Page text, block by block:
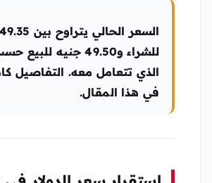
السعر الحالي يتراوح بين
للشراء و49.50 جنيه للبيع
الذي تتعامل معه. التفاصيل
في هذا المقال.